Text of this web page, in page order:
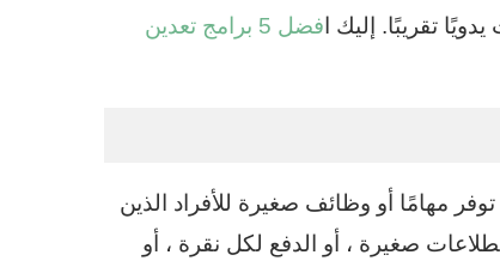
تقريبًا. إليك ا
فضل 5 برامج تعدين
مهامًا أو وظائف صغيرة للأفراد الذين
صغيرة ، أو الدفع لكل نقرة ، أو